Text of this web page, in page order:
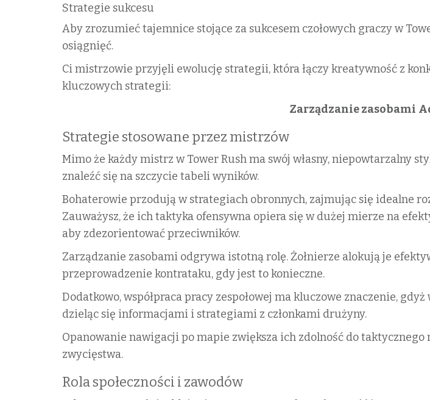
Strategie sukcesu
Aby zrozumieć tajemnice stojące za sukcesem czołowych graczy w
osiągnięć.
Ci mistrzowie przyjęli ewolucję strategii, która łączy kreatywność z
kluczowych strategii:
Zarządzanie zasobami
Strategie stosowane przez mistrzów
Mimo że każdy mistrz w Tower Rush ma swój własny, niepowtarzalny
znaleźć się na szczycie tabeli wyników.
Bohaterowie przodują w strategiach obronnych, zajmując się idealne
Zauważysz, że ich taktyka ofensywna opiera się w dużej mierze na
aby zdezorientować przeciwników.
Zarządzanie zasobami odgrywa istotną rolę. Żołnierze alokują je
przeprowadzenie kontrataku, gdy jest to konieczne.
Dodatkowo, współpraca pracy zespołowej ma kluczowe znaczenie,
dzieląc się informacjami i strategiami z członkami drużyny.
Opanowanie nawigacji po mapie zwiększa ich zdolność do
zwycięstwa.
Rola społeczności i zawodów